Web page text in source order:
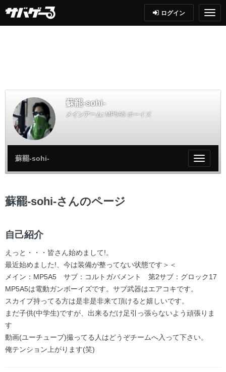
ログイン
蘇罷-sohi-
メインアーム: MP5A5 ボーイズ
My
ペ
蘇罷-sohi-
蘇罷-sohi-さんのページ
自己紹介
えっと・・・皆さん始めまして!。
最近始めました!、今は装備が整ってない状態です＞＜
メイン：MP5A5 サブ：コルトガバメント 第2サブ：グロック17
MP5A5は電動ガンボーイズです。サブ武器はエアコキです。
スカイプ持ってる方は是非是非来て頂けると嬉しいです。
まだ子供(中学生)ですが、出来るだけ足引っ張らないよう頑張りま
す
動画(ユーチューブ)撮ってる人はどうぞチームへ入って下さい。
俺テンション上がります(笑)